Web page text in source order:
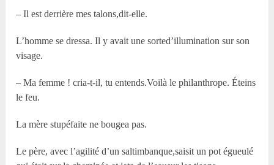
– Il est derrière mes talons,dit-elle.
L’homme se dressa. Il y avait une sorted’illumination sur son
visage.
– Ma femme ! cria-t-il, tu entends.Voilà le philanthrope. Éteins
le feu.
La mère stupéfaite ne bougea pas.
Le père, avec l’agilité d’un saltimbanque,saisit un pot égueulé